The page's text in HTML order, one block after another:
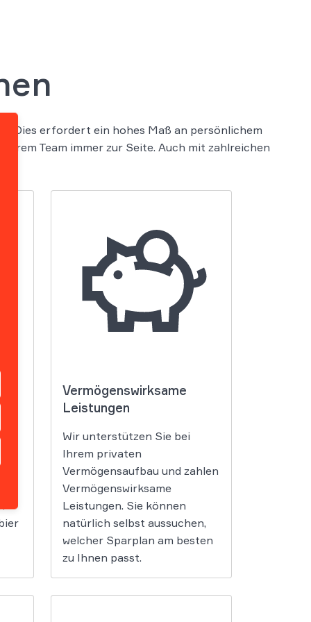
Dies erfordert ein hohes Maß an persönlichem
Team immer zur Seite. Auch mit zahlreichen
Vermögenswirksame
Leistungen
Wir unterstützen Sie bei
Ihrem privaten
Vermögensaufbau und zahlen
Vermögenswirksame
Leistungen. Sie können
natürlich selbst aussuchen,
welcher Sparplan am besten
zu Ihnen passt.